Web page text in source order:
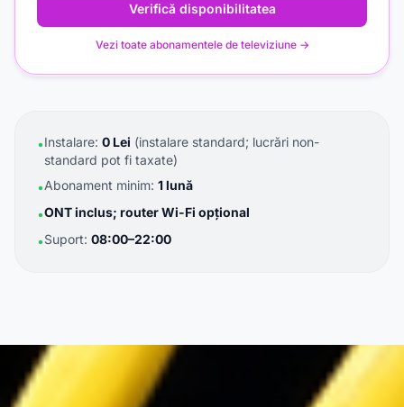
Verifică disponibilitatea
Vezi toate abonamentele de televiziune →
•Instalare: 0 Lei (instalare standard; lucrări non-
standard pot fi taxate)
•Abonament minim: 1 lună
•ONT inclus; router Wi-Fi opțional
•Suport: 08:00–22:00